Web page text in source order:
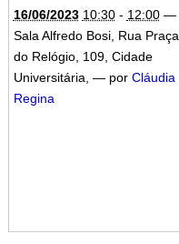
16/06/2023 10:30- 12:00 —
Sala Alfredo Bosi, Rua Praça
do Relógio, 109, Cidade
Universitária — por Cláudia
Regina